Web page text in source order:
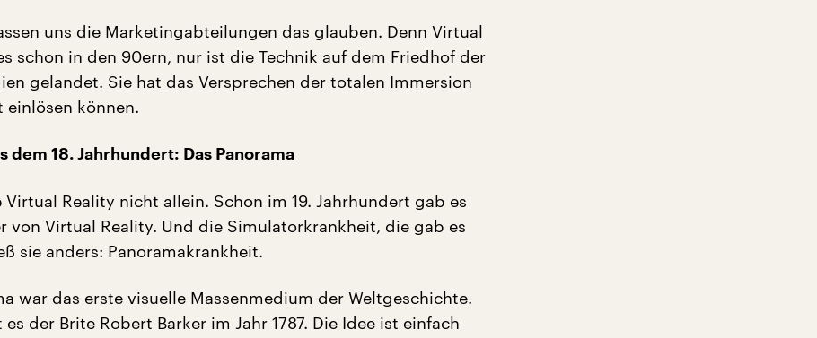
uns die Marketingabteilungen das glauben. Denn Virtual
schon in den 90ern, nur ist die Technik auf dem Friedhof der
gelandet. Sie hat das Versprechen der totalen Immersion
einlösen können.
dem 18. Jahrhundert: Das Panorama
Reality nicht allein. Schon im 19. Jahrhundert gab es
von Virtual Reality. Und die Simulatorkrankheit, die gab es
sie anders: Panoramakrankheit.
war das erste visuelle Massenmedium der Weltgeschichte.
es der Brite Robert Barker im Jahr 1787. Die Idee ist einfach